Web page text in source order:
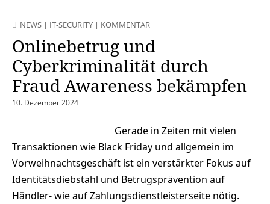
NEWS | IT-SECURITY | KOMMENTAR
Onlinebetrug und
Cyberkriminalität durch
Fraud Awareness bekämpfen
10. Dezember 2024
Gerade in Zeiten mit vielen
Transaktionen wie Black Friday und allgemein im
Vorweihnachtsgeschäft ist ein verstärkter Fokus auf
Identitätsdiebstahl und Betrugsprävention auf
Händler- wie auf Zahlungsdienstleisterseite nötig.